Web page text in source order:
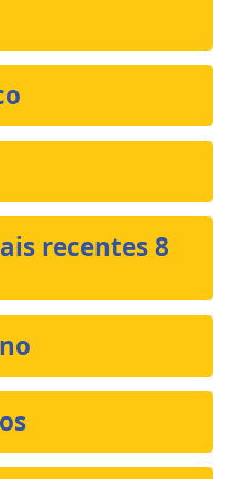
recentes 8